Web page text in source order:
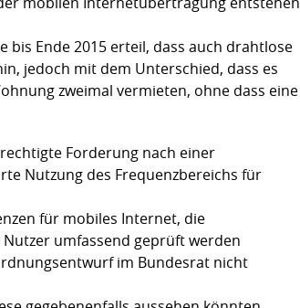
bis Ende 2015 erteil, dass auch drahtlose
jedoch mit dem Unterschied, dass es
zweimal vermieten, ohne dass eine
Forderung nach einer
Nutzung des Frequenzbereichs für
für mobiles Internet, die
umfassend geprüft werden
im Bundesrat nicht